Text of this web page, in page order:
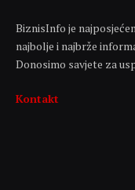
BiznisInfo je
najbolje i najbrže
Donosimo savjete za
Kontakt